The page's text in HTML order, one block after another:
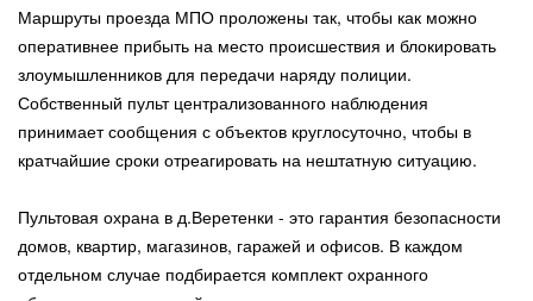
Маршруты проезда МПО проложены так, чтобы как можно
оперативнее прибыть на место происшествия и блокировать
злоумышленников для передачи наряду полиции.
Собственный пульт централизованного наблюдения
принимает сообщения с объектов круглосуточно, чтобы в
кратчайшие сроки отреагировать на нештатную ситуацию.
Пультовая охрана в д.Веретенки - это гарантия безопасности
домов, квартир, магазинов, гаражей и офисов. В каждом
отдельном случае подбирается комплект охранного